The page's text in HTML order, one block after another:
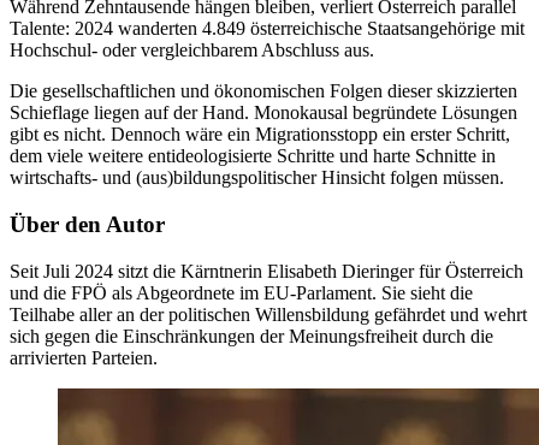
Während Zehntausende hängen bleiben, verliert Österreich parallel
Talente: 2024 wanderten 4.849 österreichische Staatsangehörige mit
Hochschul- oder vergleichbarem Abschluss aus.
Die gesellschaftlichen und ökonomischen Folgen dieser skizzierten
Schieflage liegen auf der Hand. Monokausal begründete Lösungen
gibt es nicht. Dennoch wäre ein Migrationsstopp ein erster Schritt,
dem viele weitere entideologisierte Schritte und harte Schnitte in
wirtschafts- und (aus)bildungspolitischer Hinsicht folgen müssen.
Über den Autor
Seit Juli 2024 sitzt die Kärntnerin Elisabeth Dieringer für Österreich
und die FPÖ als Abgeordnete im EU-Parlament. Sie sieht die
Teilhabe aller an der politischen Willensbildung gefährdet und wehrt
sich gegen die Einschränkungen der Meinungsfreiheit durch die
arrivierten Parteien.